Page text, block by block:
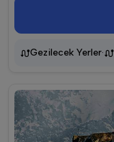
Gezilecek Yerler·